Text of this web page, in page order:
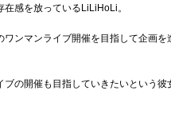
感を放っているLiLiHoLi。
ンマンライブ開催を目指して企画
の開催も目指していきたいという彼